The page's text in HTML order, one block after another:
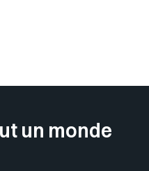
un monde
l'UQO
de l'UQO